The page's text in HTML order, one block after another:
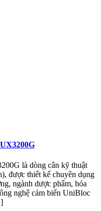
là dòng cân kỹ thuật
được thiết kế chuyên dụng
ngành dược phẩm, hóa
nghệ cảm biến UniBloc